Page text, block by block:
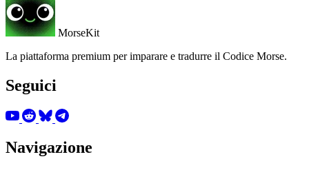
MorseKit
La piattaforma premium per imparare e tradurre il Codice Morse.
Seguici
Navigazione